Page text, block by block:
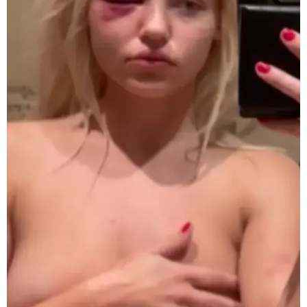
გენერალი ემსხვერპლა -
კურიერის მიერ მიტანილი
"საჩუქარი" და ჩაშლილი
წვეულება: ახალი დეტალები
12:56 / 06-08-2026
70 წელზე მეტი ხნის შემდეგ
პირველად, ყაზახეთში ვეფხვი
ველურ ბუნებაში გაუშვეს -
ქვეყნდება კადრები
14:09 / 06-08-2026
დამტკიცდა საგზაო
უსაფრთხოების ეროვნული
შემთხვევების შედეგად
დაშავებულთა და დაღუპულთა
რაოდენობის 25%-ით
შემცირებას ითვალისწინებს -
რას მოიცავს ის?